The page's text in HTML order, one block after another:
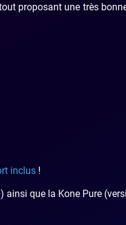
proposant une très
inclus !
que la Kone Pure